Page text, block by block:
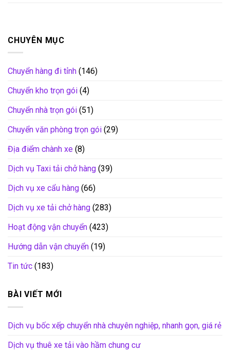
CHUYÊN MỤC
Chuyển hàng đi tỉnh (146)
Chuyển kho trọn gói (4)
Chuyển nhà trọn gói (51)
Chuyển văn phòng trọn gói (29)
Địa điểm chành xe (8)
Dịch vụ Taxi tải chở hàng (39)
Dịch vụ xe cẩu hàng (66)
Dịch vụ xe tải chở hàng (283)
Hoạt động vận chuyển (423)
Hướng dẫn vận chuyển (19)
Tin tức (183)
BÀI VIẾT MỚI
Dịch vụ bốc xếp chuyển nhà chuyên nghiệp, nhanh gọn, giá rẻ
Dịch vụ thuê xe tải vào hầm chung cư